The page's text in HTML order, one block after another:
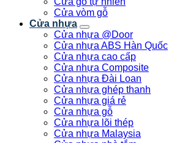
Cửa vòm gỗ
Cửa nhựa
Cửa nhựa @Door
Cửa nhựa ABS Hàn Quốc
Cửa nhựa cao cấp
Cửa nhựa Composite
Cửa nhựa Đài Loan
Cửa nhựa ghép thanh
Cửa nhựa giá rẻ
Cửa nhựa gỗ
Cửa nhựa lõi thép
Cửa nhựa Malaysia